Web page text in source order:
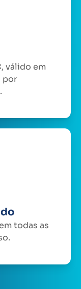
válido em
por
todas as